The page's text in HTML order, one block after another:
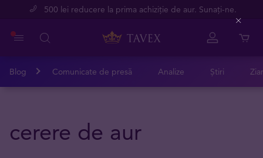
500 lei reducere la prima achiziție de aur. Sunați-ne.
Blog Comunicate de presă Analize Știri
cerere de aur
Close